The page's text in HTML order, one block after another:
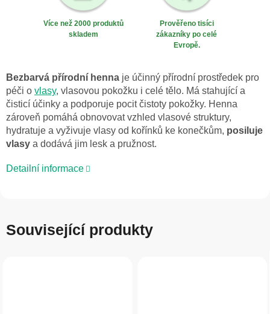
Více než 2000 produktů
skladem
Prověřeno tisíci
zákazníky po celé
Evropě.
Bezbarvá přírodní henna je účinný přírodní prostředek pro
péči o vlasy, vlasovou pokožku i celé tělo. Má stahující a
čisticí účinky a podporuje pocit čistoty pokožky. Henna
zároveň pomáhá obnovovat vzhled vlasové struktury,
hydratuje a vyživuje vlasy od kořínků ke konečkům, posiluje
vlasy a dodává jim lesk a pružnost.
Detailní informace
Související produkty